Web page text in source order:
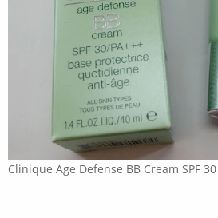
Clinique Age Defense BB Cream SPF 30